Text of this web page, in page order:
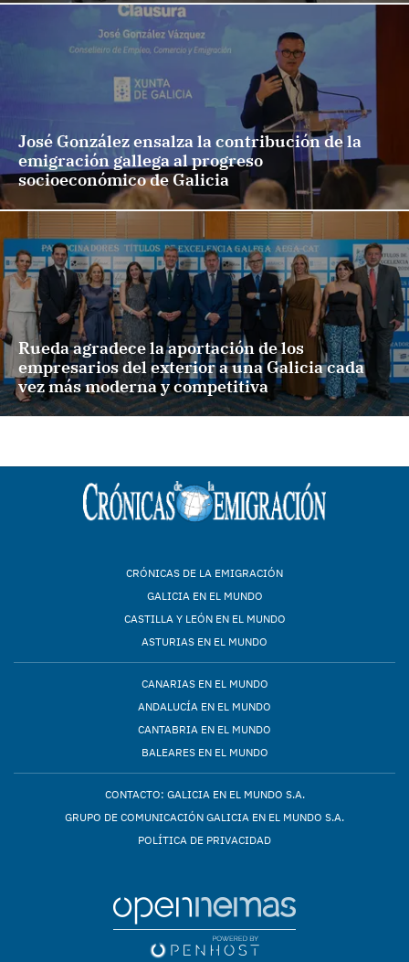
José González ensalza la contribución de la
emigración gallega al progreso
socioeconómico de Galicia
Rueda agradece la aportación de los
empresarios del exterior a una Galicia cada
vez más moderna y competitiva
CRÓNICAS DE LA EMIGRACIÓN
GALICIA EN EL MUNDO
CASTILLA Y LEÓN EN EL MUNDO
ASTURIAS EN EL MUNDO
CANARIAS EN EL MUNDO
ANDALUCÍA EN EL MUNDO
CANTABRIA EN EL MUNDO
BALEARES EN EL MUNDO
CONTACTO: GALICIA EN EL MUNDO S.A.
GRUPO DE COMUNICACIÓN GALICIA EN EL MUNDO S.A.
POLÍTICA DE PRIVACIDAD